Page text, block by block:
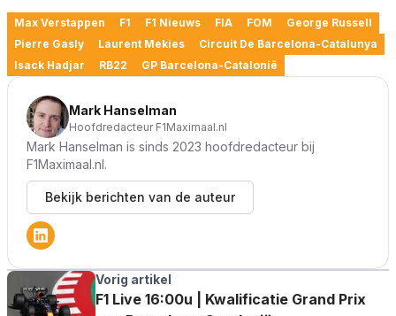
Max Verstappen F1 F1 Nieuws FIA FOM
George Russell
Pierre Gasly
Laurent Mekies
Circuit De Barcelona-Catalunya
Isack Hadjar
RB22 GP Barcelona-Catalonië
Mark Hanselman
Hoofdredacteur F1Maximaal.nl
Mark Hanselman is sinds 2023 hoofdredacteur bij
F1Maximaal.nl.
Bekijk berichten van de auteur
Vorig artikel
F1 Live 16:00u | Kwalificatie Grand Prix